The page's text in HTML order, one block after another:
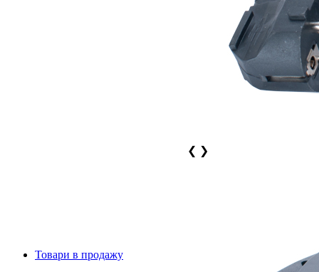
Товари в продажу
❮ ❯